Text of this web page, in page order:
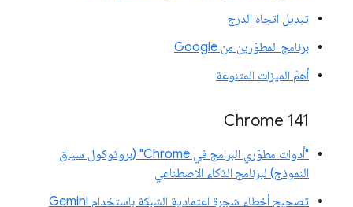
تبديل اتجاه الدرج
برنامج المطوّرين من Google
أهمّ الميزات المتنوعة
‫Chrome 141
"أدوات مطوّري البرامج في Chrome" (بروتوكول سياق
النموذج) لبرنامج الذكاء الاصطناعي
تصحيح أخطاء شجرة اعتمادية الشبكة باستخدام Gemini